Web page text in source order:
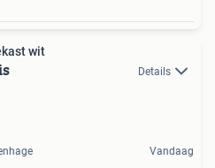
wit
Details
Vandaag